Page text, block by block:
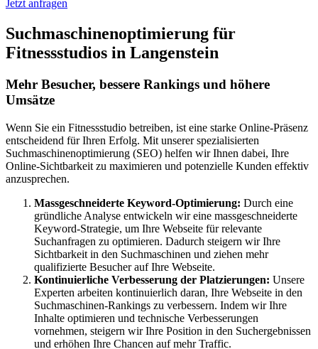
Jetzt anfragen
Suchmaschinenoptimierung für
Fitnessstudios in Langenstein
Mehr Besucher, bessere Rankings und höhere
Umsätze
Wenn Sie ein Fitnessstudio betreiben, ist eine starke Online-Präsenz
entscheidend für Ihren Erfolg. Mit unserer spezialisierten
Suchmaschinenoptimierung (SEO) helfen wir Ihnen dabei, Ihre
Online-Sichtbarkeit zu maximieren und potenzielle Kunden effektiv
anzusprechen.
Massgeschneiderte Keyword-Optimierung: Durch eine
gründliche Analyse entwickeln wir eine massgeschneiderte
Keyword-Strategie, um Ihre Webseite für relevante
Suchanfragen zu optimieren. Dadurch steigern wir Ihre
Sichtbarkeit in den Suchmaschinen und ziehen mehr
qualifizierte Besucher auf Ihre Webseite.
Kontinuierliche Verbesserung der Platzierungen: Unsere
Experten arbeiten kontinuierlich daran, Ihre Webseite in den
Suchmaschinen-Rankings zu verbessern. Indem wir Ihre
Inhalte optimieren und technische Verbesserungen
vornehmen, steigern wir Ihre Position in den Suchergebnissen
und erhöhen Ihre Chancen auf mehr Traffic.